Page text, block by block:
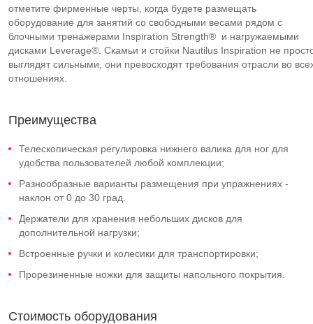
отметите фирменные черты, когда будете размещать
оборудование для занятий со свободными весами рядом с
блочными тренажерами Inspiration Strength® и нагружаемыми
дисками Leverage®. Cкамьи и стойки Nautilus Inspiration не
выглядят сильными, они превосходят требования отрасли во
отношениях.
Преимущества
Телескопическая регулировка нижнего валика для ног для
удобства пользователей любой комплекции;
Разнообразные варианты размещения при упражнениях -
наклон от 0 до 30 град.
Держатели для хранения небольших дисков для
дополнительной нагрузки;
Встроенные ручки и колесики для транспортировки;
Прорезиненные ножки для защиты напольного покрытия.
Стоимость оборудования